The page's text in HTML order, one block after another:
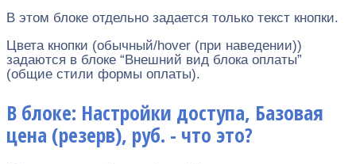
В этом блоке отдельно задается только текст кнопки.
Цвета кнопки (обычный/hover (при наведении))
задаются в блоке “Внешний вид блока оплаты”
(общие стили формы оплаты).
В блоке: Настройки доступа, Базовая
цена (резерв), руб. - что это?